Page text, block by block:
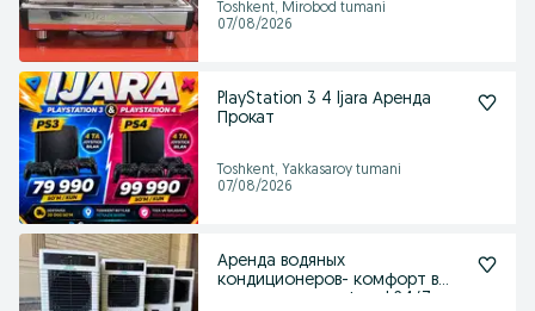
Toshkent, Mirobod tumani
07/08/2026
PlayStation 3 4 Ijara Аренда
Прокат
Toshkent, Yakkasaroy tumani
07/08/2026
Аренда водяных
кондиционеров- комфорт в